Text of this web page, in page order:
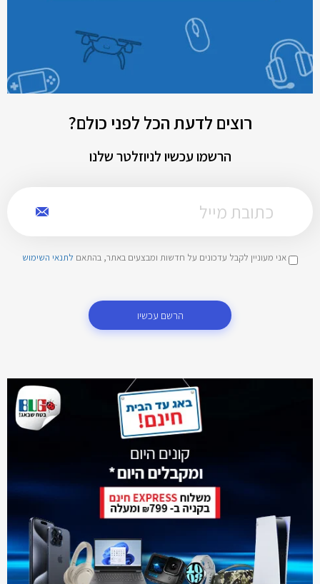
רוצים לדעת הכל לפני כולם?
הרשמו עכשיו לניוזלטר שלנו
אני מעוניין לקבל עדכונים על חדשות ומבצעים באתר, בהתאם לתנאי השימוש
הרשם עכשיו